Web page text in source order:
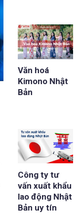
Văn hoá
Kimono Nhật
Bản
Công ty tư
vấn xuất khẩu
lao động Nhật
Bản uy tín